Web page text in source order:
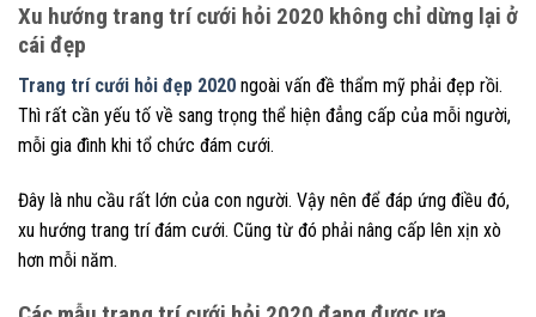
Xu hướng trang trí cưới hỏi 2020 không chỉ dừng lại ở
cái đẹp
Trang trí cưới hỏi đẹp 2020 ngoài vấn đề thẩm mỹ phải đẹp rồi.
Thì rất cần yếu tố về sang trọng thể hiện đẳng cấp của mỗi người,
mỗi gia đình khi tổ chức đám cưới.
Đây là nhu cầu rất lớn của con người. Vậy nên để đáp ứng điều đó,
xu hướng trang trí đám cưới. Cũng từ đó phải nâng cấp lên xịn xò
hơn mỗi năm.